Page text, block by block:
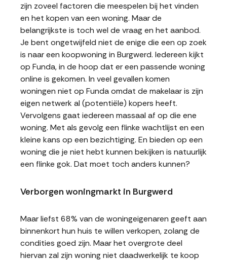
zijn zoveel factoren die meespelen bij het vinden
en het kopen van een woning. Maar de
belangrijkste is toch wel de vraag en het aanbod.
Je bent ongetwijfeld niet de enige die een op zoek
is naar een koopwoning in Burgwerd. Iedereen kijkt
op Funda, in de hoop dat er een passende woning
online is gekomen. In veel gevallen komen
woningen niet op Funda omdat de makelaar is zijn
eigen netwerk al (potentiële) kopers heeft.
Vervolgens gaat iedereen massaal af op die ene
woning. Met als gevolg een flinke wachtlijst en een
kleine kans op een bezichtiging. En bieden op een
woning die je niet hebt kunnen bekijken is natuurlijk
een flinke gok. Dat moet toch anders kunnen?
Verborgen woningmarkt in Burgwerd
Maar liefst 68% van de woningeigenaren geeft aan
binnenkort hun huis te willen verkopen, zolang de
condities goed zijn. Maar het overgrote deel
hiervan zal zijn woning niet daadwerkelijk te koop